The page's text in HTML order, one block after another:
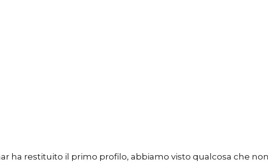
ha restituito il primo profilo, abbiamo visto qualcosa che non